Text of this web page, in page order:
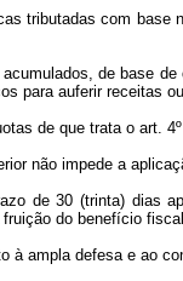
tributadas com
acumulados, de base
para auferir
de que trata o art.
não impede a
de 30 (trinta) dias
do benefício
à ampla defesa e ao